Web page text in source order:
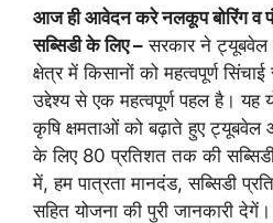
आज ही आवेदन करे नलकूप बोरिंग व
सब्सिडी के लिए – सरकार ने ट्यूबवेल
क्षेत्र में किसानों को महत्वपूर्ण
उद्देश्य से एक महत्वपूर्ण पहल है। यह
कृषि क्षमताओं को बढ़ाते हुए ट्यूबवेल
के लिए 80 प्रतिशत तक की
में, हम पात्रता मानदंड, सब्सिडी
सहित योजना की पुरी जानकारी देगें।